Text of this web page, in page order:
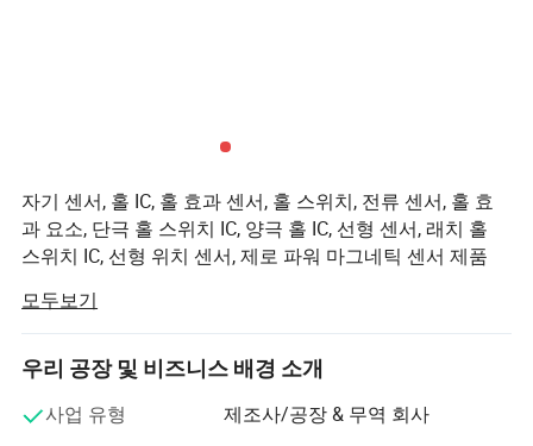
자기 센서, 홀 IC, 홀 효과 센서, 홀 스위치, 전류 센서, 홀 효
과 요소, 단극 홀 스위치 IC, 양극 홀 IC, 선형 센서, 래치 홀
스위치 IC, 선형 위치 센서, 제로 파워 마그네틱 센서 제품
2003년 5월에 몇몇 중국 자성 센서 선임 전문가들에 의해
설립되었습니다. 문화는 "과학, 개발, 서비스"이며, 우리 회
사는 중국의 독립 지적 재산권을 소유한 센서를 연구하고
모두보기
우리 공장 및 비즈니스 배경 소개
사업 유형
제조사/공장 & 무역 회사